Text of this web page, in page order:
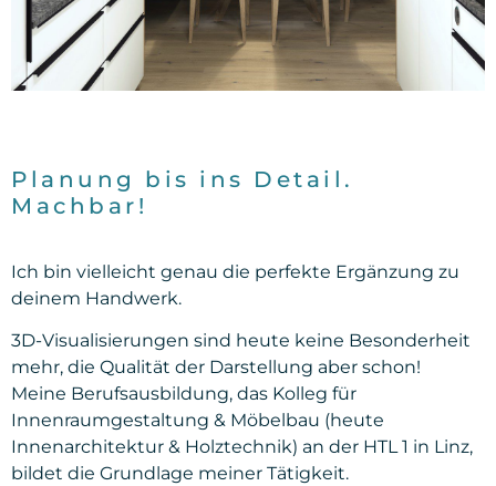
Planung bis ins Detail.
Machbar!
Ich bin vielleicht genau die perfekte Ergänzung zu
deinem Handwerk.
3D-Visualisierungen sind heute keine Besonderheit
mehr, die Qualität der Darstellung aber schon!
Meine Berufsausbildung, das Kolleg für
Innenraumgestaltung & Möbelbau (heute
Innenarchitektur & Holztechnik) an der HTL 1 in Linz,
bildet die Grundlage meiner Tätigkeit.